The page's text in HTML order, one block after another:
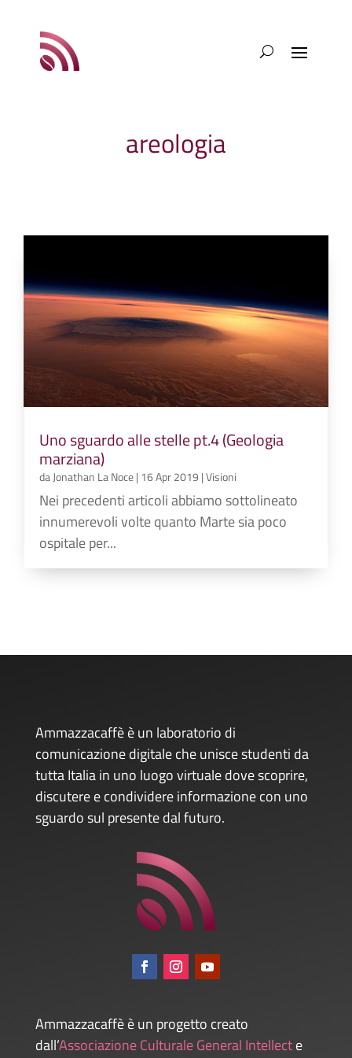
areologia
Uno sguardo alle stelle pt.4 (Geologia
marziana)
daJonathan La Noce| 16 Apr 2019 |Visioni
Nei precedenti articoli abbiamo sottolineato
innumerevoli volte quanto Marte sia poco
ospitale per...
Ammazzacaffè è un laboratorio di
comunicazione digitale che unisce studenti da
tutta Italia in uno luogo virtuale dove scoprire,
discutere e condividere informazione con uno
sguardo sul presente dal futuro.
Ammazzacaffè è un progetto creato
dall’Associazione Culturale General Intellecte